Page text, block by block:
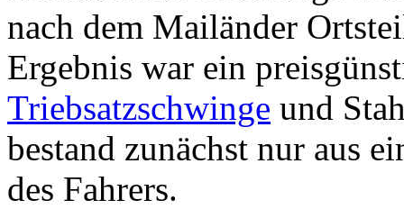
nach dem Mailänder
Ergebnis war ein
Triebsatzschwinge und
bestand zunächst nur aus
des Fahrers.